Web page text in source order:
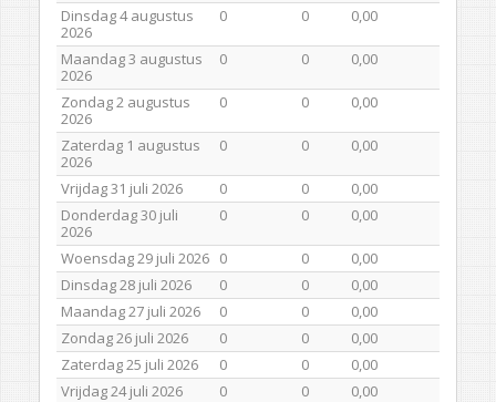
Dinsdag 4 augustus
2026
0 0 0,00
Maandag 3 augustus
2026
0 0 0,00
Zondag 2 augustus
2026
0 0 0,00
Zaterdag 1 augustus
2026
0 0 0,00
Vrijdag 31 juli 2026 0 0
0,00
Donderdag 30 juli
2026
0 0 0,00
Woensdag 29 juli 2026 0 0
0,00
Dinsdag 28 juli 2026
0 0
0,00
Maandag 27 juli 2026
0 0
0,00
Zondag 26 juli 2026
0 0
0,00
Zaterdag 25 juli 2026
0 0
0,00
Vrijdag 24 juli 2026
0 0
0,00